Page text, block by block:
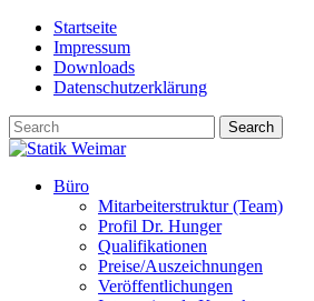
Skip
content
Startseite
Impressum
Downloads
Datenschutzerklärung
Büro
Mitarbeiterstruktur (Team)
Profil Dr. Hunger
Qualifikationen
Preise/Auszeichnungen
Veröffentlichungen